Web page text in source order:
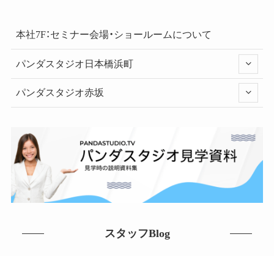
本社7F：セミナー会場・ショールームについて
パンダスタジオ日本橋浜町
パンダスタジオ赤坂
スタッフBlog